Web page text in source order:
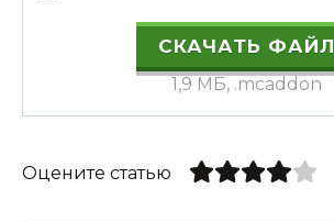
СКАЧАТЬ ФАЙЛ
1,9 МБ, .mcaddon
Оцените статью